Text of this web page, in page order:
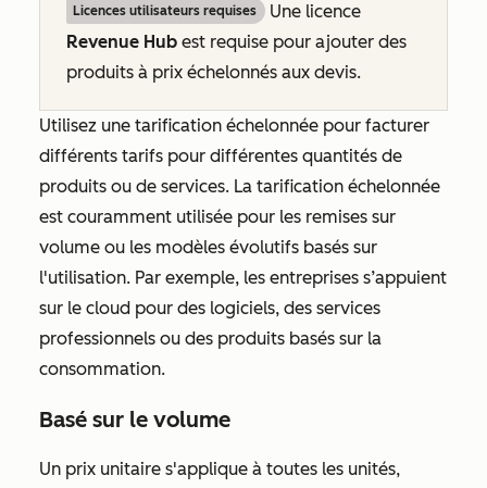
Licences utilisateurs requises
Une licence
Revenue Hub est requise pour ajouter des
produits à prix échelonnés aux devis.
Utilisez une tarification échelonnée pour facturer
différents tarifs pour différentes quantités de
produits ou de services. La tarification échelonnée
est couramment utilisée pour les remises sur
volume ou les modèles évolutifs basés sur
l'utilisation. Par exemple, les entreprises s’appuient
sur le cloud pour des logiciels, des services
professionnels ou des produits basés sur la
consommation.
Basé sur le volume
Un prix unitaire s'applique à toutes les unités,